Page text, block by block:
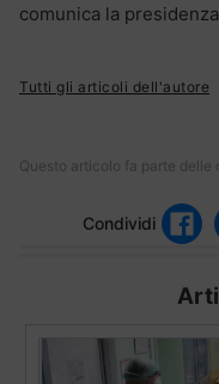
comunica la
Tutti gli articoli dell'autore
Questo articolo fa parte delle
Condividi